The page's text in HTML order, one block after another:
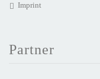
Imprint
Partner